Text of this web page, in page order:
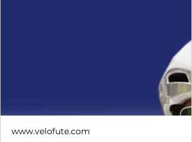
www.velofute.com